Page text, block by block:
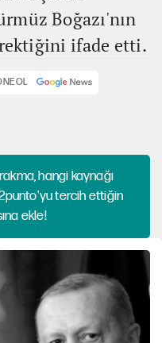
Boğazı'nın
ifade etti.
OL
hangi kaynağı
tercih ettiğin
ekle!